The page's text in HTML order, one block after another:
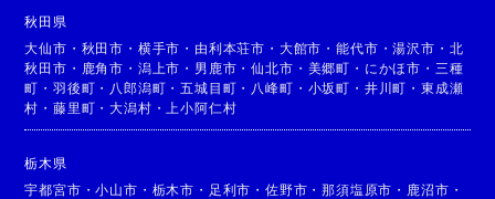
秋田県
大仙市 ・ 秋田市 ・ 横手市 ・ 由利本荘市 ・ 大館市 ・能代市 ・湯沢市 ・ 北
秋田市 ・ 鹿角市 ・ 潟上市 ・ 男鹿市 ・仙北市 ・ 美郷町 ・ にかほ市 ・ 三種
町 ・羽後町 ・ 八郎潟町 ・五城目町 ・ 八峰町 ・ 小坂町 ・ 井川町 ・ 東成瀬
村 ・藤里町 ・大潟村 ・ 上小阿仁村
栃木県
宇都宮市 ・小山市 ・ 栃木市 ・ 足利市 ・佐野市 ・那須塩原市 ・ 鹿沼市 ・